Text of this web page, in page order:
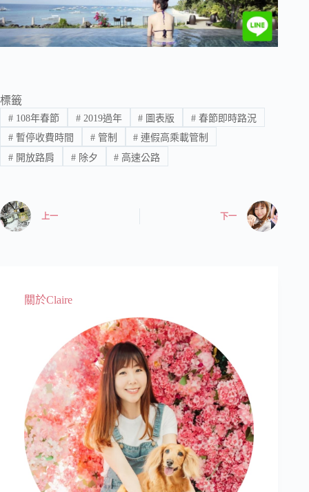
標籤
#108年春節 #2019過年 # 圖表版 # 春節即時路況
#暫停收費時間 #管制 # 連假高乘載管制
#開放路肩 #除夕 # 高速公路
上一 下一
關於Claire